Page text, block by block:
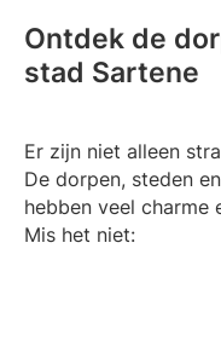
Ontdek de
stad Sartene
Er zijn niet alleen
De dorpen, steden
hebben veel charme
Mis het niet: